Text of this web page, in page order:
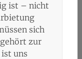
ist – nicht
sich
zur
uns